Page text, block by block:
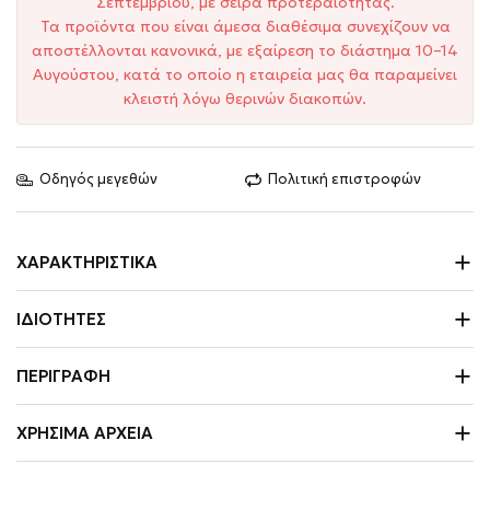
Τα προϊόντα που είναι άμεσα διαθέσιμα συνεχίζουν να
αποστέλλονται κανονικά, με εξαίρεση το διάστημα 10–14
Αυγούστου, κατά το οποίο η εταιρεία μας θα παραμείνει
κλειστή λόγω θερινών διακοπών.
Οδηγός μεγεθών Πολιτική επιστροφών
ΧΑΡΑΚΤΗΡΙΣΤΙΚΆ
ΙΔΙΌΤΗΤΕΣ
ΠΕΡΙΓΡΑΦΉ
ΧΡΉΣΙΜΑ ΑΡΧΕΊΑ